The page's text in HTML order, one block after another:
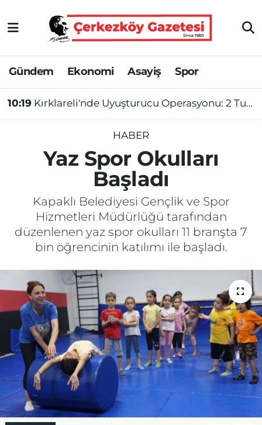
Gündem Ekonomi Asayiş Spor
10:19 Kırklareli'nde Uyuşturucu Operasyonu: 2 Tutuklama
HABER
Yaz Spor Okulları
Başladı
Kapaklı Belediyesi Gençlik ve Spor
Hizmetleri Müdürlüğü tarafından
düzenlenen yaz spor okulları 11 branşta 7
bin öğrencinin katılımı ile başladı.
Asayiş
Ekonomi
Gündem
Kültür&Sanat
Manşet
SAĞLIK
Spor
Gizlilik Sözleşmesi
İletişim
Künye
Topluluk Kuralları
Yayın İlkeleri
Tekirdağ Nöbetçi Eczaneler
Tekirdağ Hava Durumu
Tekirdağ Namaz Vakitleri
Tekirdağ Trafik Yoğunluk Haritası
Süper Lig Puan Durumu ve Fikstür
Tüm Manşetler
Son Dakika Haberleri
Haber Arşivi